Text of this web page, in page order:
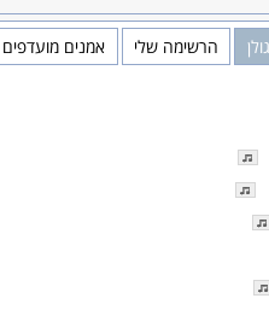
הרשימה שלי אמנים מועדפים